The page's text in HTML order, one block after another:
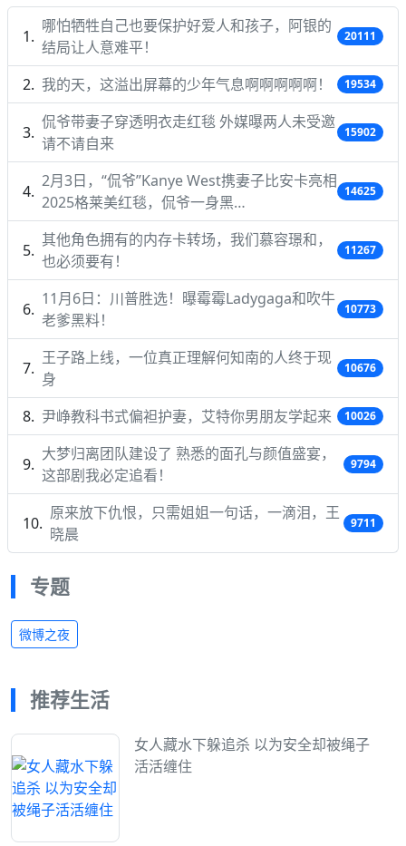
哪怕牺牲自己也要保护好爱人和孩子，阿银的
结局让人意难平！
20111
我的天，这溢出屏幕的少年气息啊啊啊啊啊！ 19534
侃爷带妻子穿透明衣走红毯 外媒曝两人未受邀
请不请自来
15902
2月3日，“侃爷”Kanye West携妻子比安卡亮相
2025格莱美红毯，侃爷一身黑…
14625
其他角色拥有的内存卡转场，我们慕容璟和，
也必须要有！
11267
11月6日：川普胜选！曝霉霉Ladygaga和吹牛
老爹黑料！
10773
王子路上线，一位真正理解何知南的人终于现
身
10676
尹峥教科书式偏袒护妻，艾特你男朋友学起来 10026
大梦归离团队建设了 熟悉的面孔与颜值盛宴，
这部剧我必定追看！
9794
原来放下仇恨，只需姐姐一句话，一滴泪，王
晓晨
9711
专题
微博之夜
推荐生活
女人藏水下躲追杀 以为安全却被绳子
活活缠住